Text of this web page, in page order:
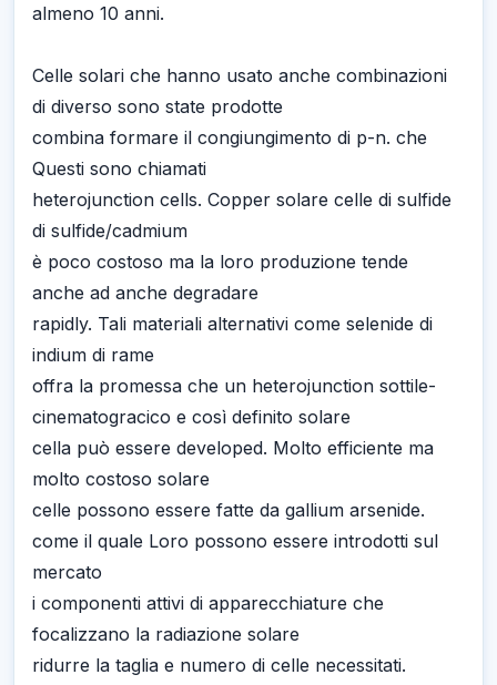
almeno 10 anni.
Celle solari che hanno usato anche combinazioni
di diverso sono state prodotte
combina formare il congiungimento di p-n. che
Questi sono chiamati
heterojunction cells. Copper solare celle di sulfide
di sulfide/cadmium
è poco costoso ma la loro produzione tende
anche ad anche degradare
rapidly. Tali materiali alternativi come selenide di
indium di rame
offra la promessa che un heterojunction sottile-
cinematogracico e così definito solare
cella può essere developed. Molto efficiente ma
molto costoso solare
celle possono essere fatte da gallium arsenide.
come il quale Loro possono essere introdotti sul
mercato
i componenti attivi di apparecchiature che
focalizzano la radiazione solare
ridurre la taglia e numero di celle necessitati.